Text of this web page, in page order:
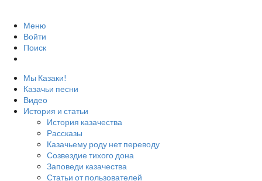
Меню
Войти
Поиск
Мы Казаки!
Казачьи песни
Видео
История и статьи
История казачества
Рассказы
Казачьему роду нет переводу
Созвездие тихого дона
Заповеди казачества
Статьи от пользователей